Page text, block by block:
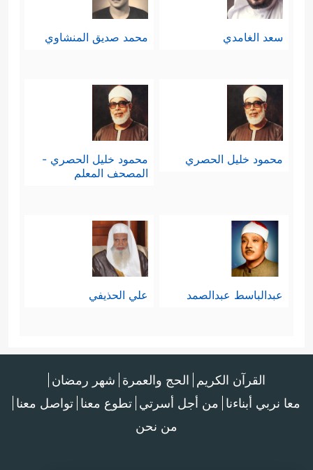
سعد الغامدي محمد صديق المنشاوي
محمود خليل الحصري
محمود خليل الحصري -
المصحف المعلم
عبدالباسط عبدالصمد علي الحذيفي
القرآن الكريم الحج والعمرة شهر رمضان
معا نربي أبناءنا من أجل أسرتي تطوع معنا تواصل معنا
من نحن